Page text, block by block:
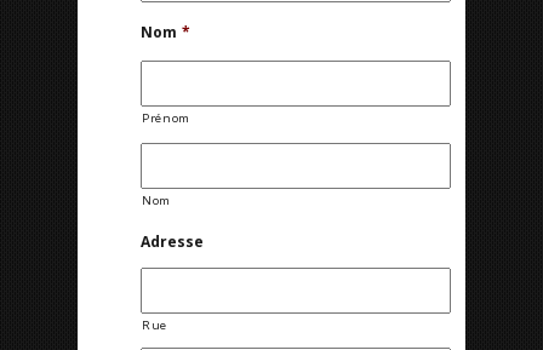
Nom *
Prénom
Nom
Adresse
Rue